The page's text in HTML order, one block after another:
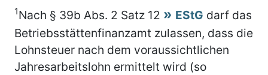
1Nach § 39b Abs. 2 Satz 12 EStG darf das
Betriebsstättenfinanzamt zulassen, dass die
Lohnsteuer nach dem voraussichtlichen
Jahresarbeitslohn ermittelt wird (so